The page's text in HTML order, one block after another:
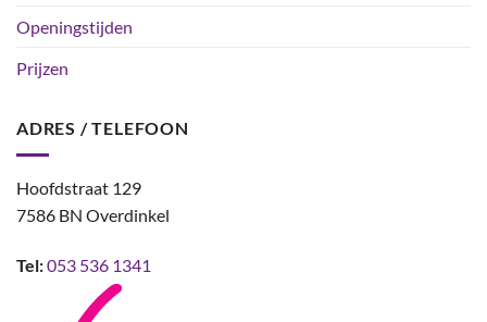
Openingstijden
Prijzen
ADRES / TELEFOON
Hoofdstraat 129
7586 BN Overdinkel
Tel:053 536 1341